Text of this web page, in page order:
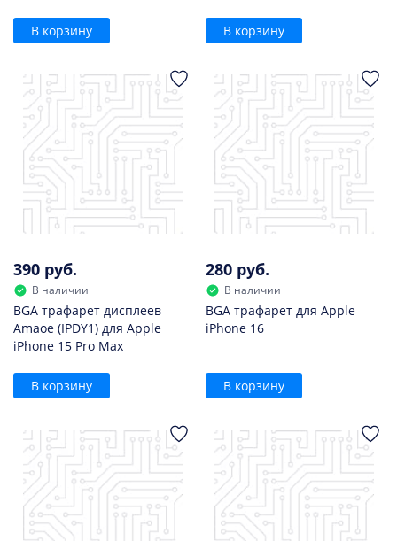
В корзину В корзину
390 руб.
В наличии
BGA трафарет дисплеев
Amaoe (IPDY1) для Apple
iPhone 15 Pro Max
В корзину
280 руб.
В наличии
BGA трафарет для Apple
iPhone 16
В корзину